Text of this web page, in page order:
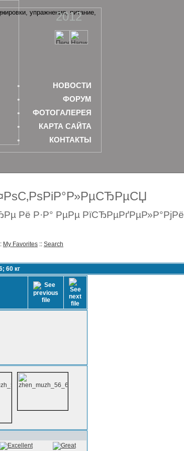
Рё Р·Р° РµРµ РїСЂРµРґРµР»Р°РјРё
My Favorites :: Search
60 кг
2012
НОВОСТИ
ФОРУМ
ФОТОГАЛЕРЕЯ
КАРТА САЙТА
КОНТАКТЫ